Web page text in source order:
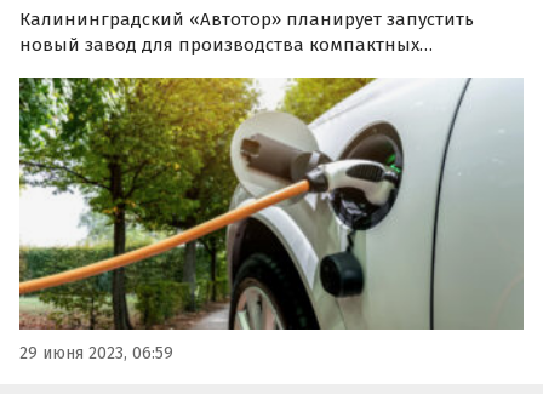
Калининградский «Автотор» планирует запустить
новый завод для производства компактных
компании, инвестиции в создание этой новой
площадки составят 3,97 млрд рублей.
29 июня 2023, 06:59